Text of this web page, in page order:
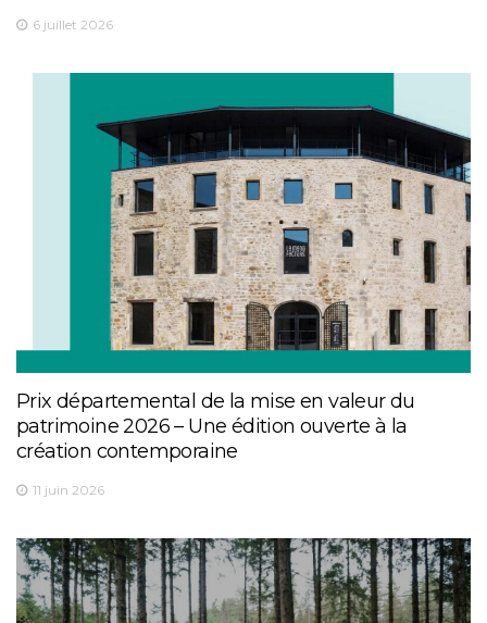
6 juillet 2026
Prix départemental de la mise en valeur du
patrimoine 2026 – Une édition ouverte à la
création contemporaine
11 juin 2026